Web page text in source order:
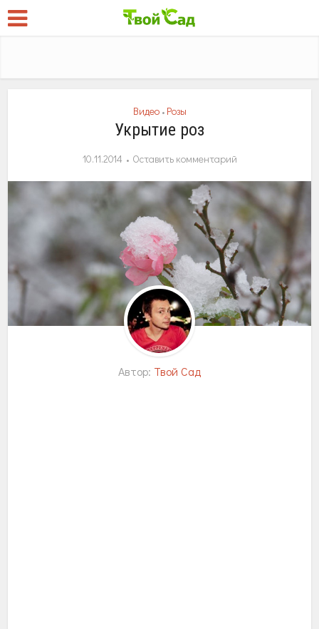
Видео • Розы
Укрытие роз
10.11.2014 Оставить комментарий
Автор: Твой Сад